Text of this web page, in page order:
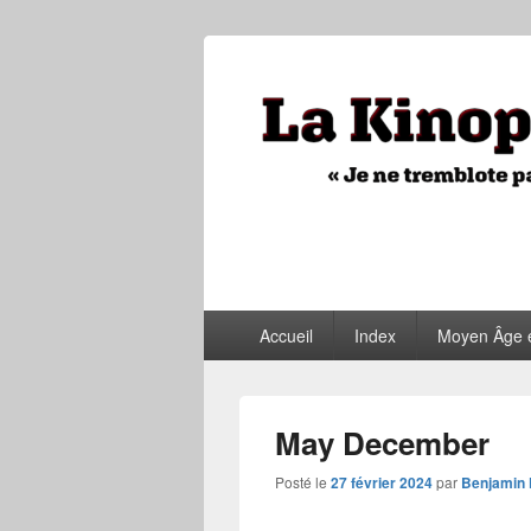
La
principalAccueil Index Moyen Âge
May December
Posté le 27 février 2024par Benjamin